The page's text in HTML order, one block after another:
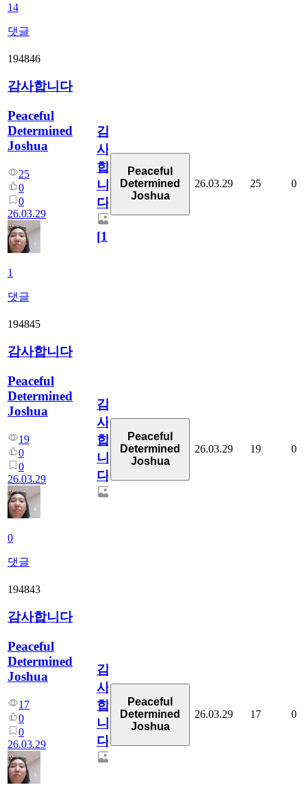
14
댓글
194846
감사합니다
Peaceful
Determined
Joshua
25
0
0
26.03.29
1
댓글
감
사
합
니
다
[1]
Peaceful
Determined
Joshua
26.03.29 25 0
194845
감사합니다
Peaceful
Determined
Joshua
19
0
0
26.03.29
0
댓글
감
사
합
니
다
Peaceful
Determined
Joshua
26.03.29 19 0
194843
감사합니다
Peaceful
Determined
Joshua
17
0
0
26.03.29
감
사
합
니
다
Peaceful
Determined
Joshua
26.03.29 17 0